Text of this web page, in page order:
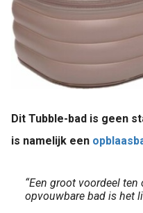
Dit Tubble-bad is geen
is namelijk een
“Een groot voordeel
opvouwbare bad is het